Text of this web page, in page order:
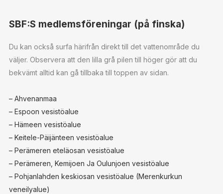
SBF:S medlemsföreningar (på finska)
Du kan också surfa härifrån direkt till det vattenområde du
väljer. Observera att den lilla grå pilen till höger gör att du
bekvämt alltid kan gå tillbaka till toppen av sidan.
– Ahvenanmaa
– Espoon vesistöalue
– Hämeen vesistöalue
– Keitele-Päijänteen vesistöalue
– Perämeren eteläosan vesistöalue
– Perämeren, Kemijoen Ja Oulunjoen vesistöalue
– Pohjanlahden keskiosan vesistöalue (Merenkurkun
veneilyalue)